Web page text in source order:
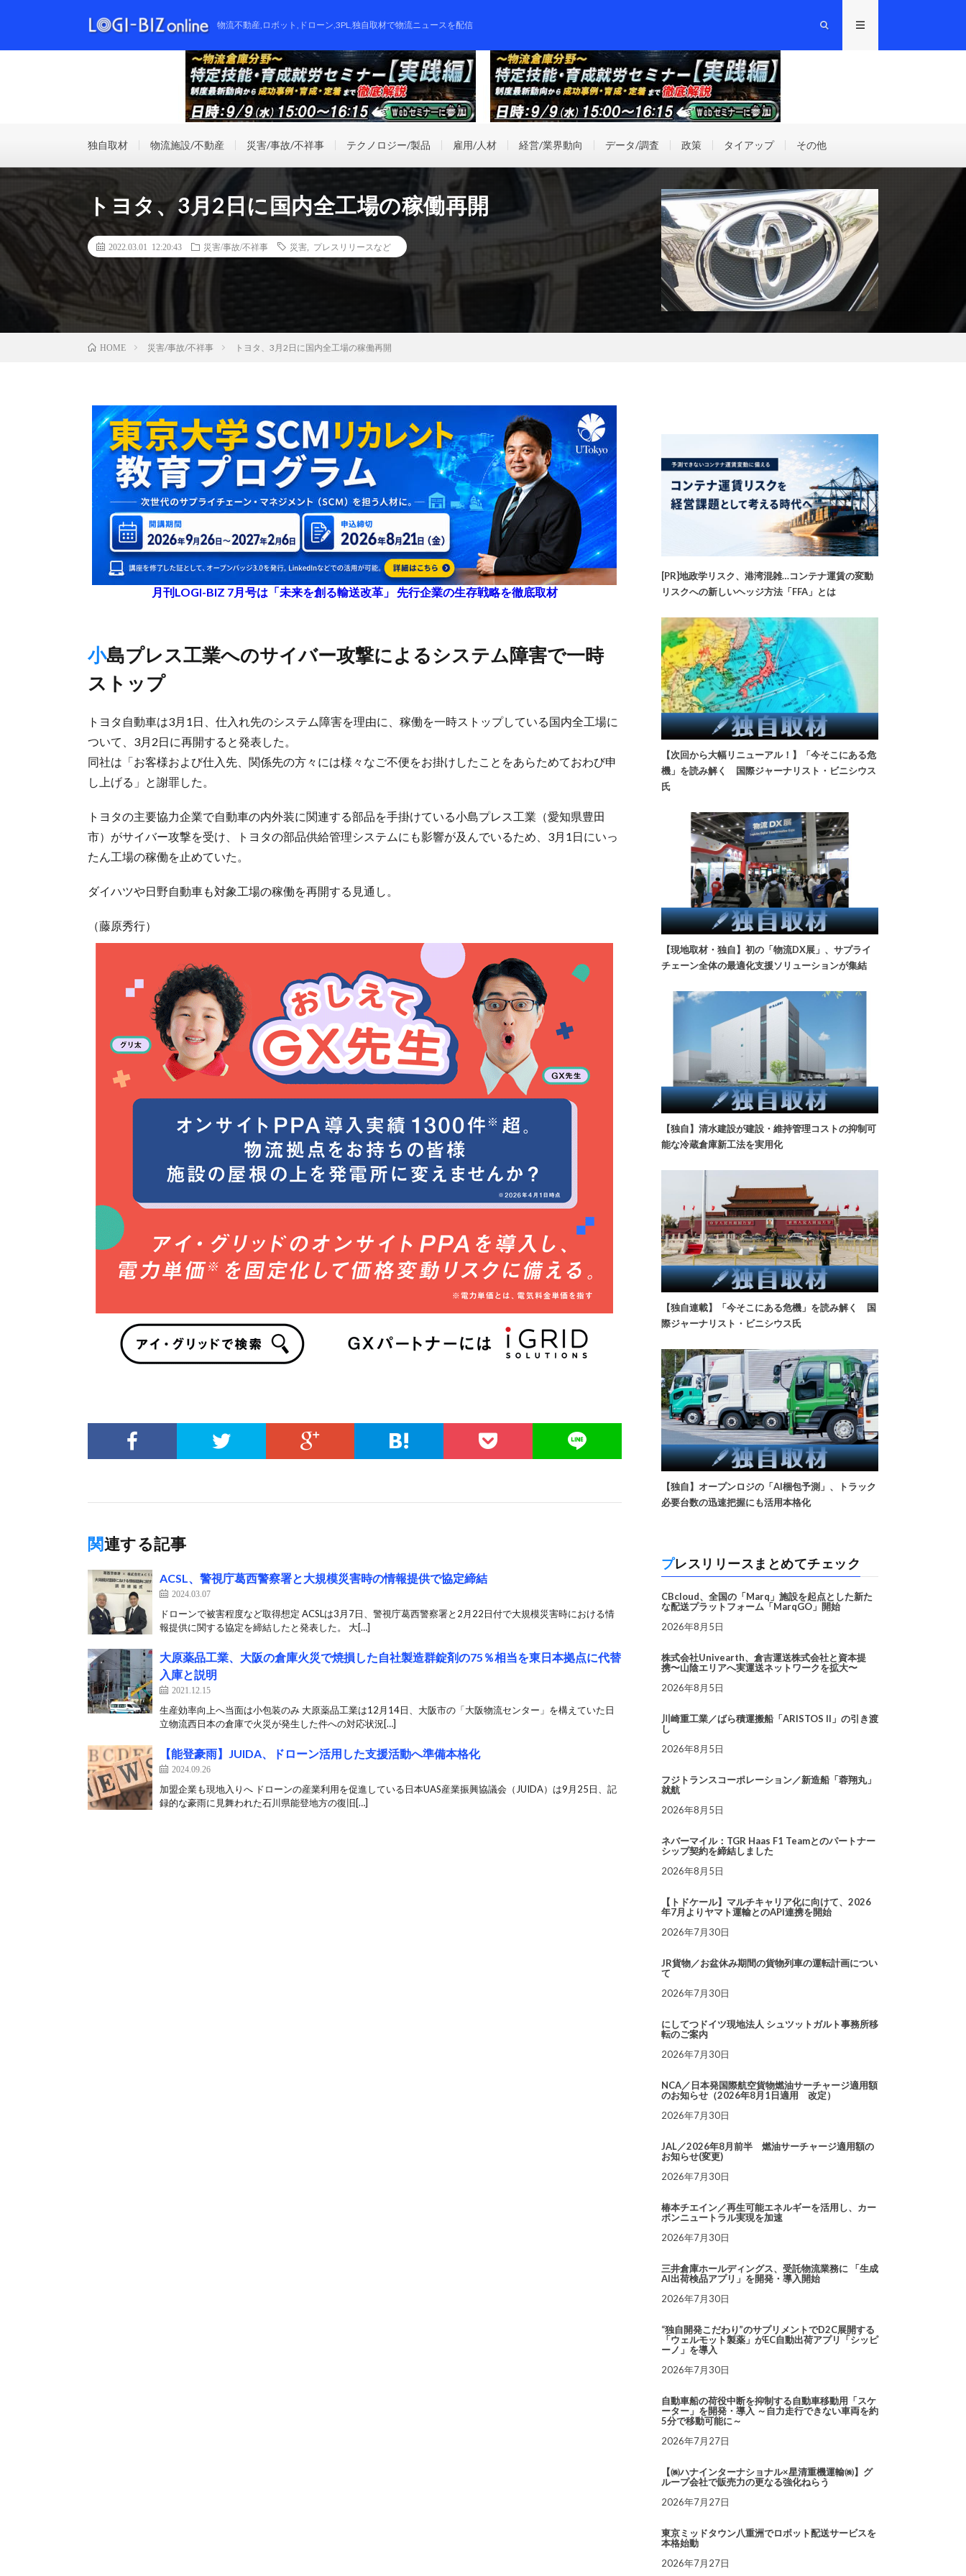
物流不動産,ロボット,ドローン,3PL,独自取材で物流ニュースを配信
独自取材 物流施設/不動産 災害/事故/不祥事 テクノロジー/製品 雇用/人材 経営/業界動向 データ/調査 政策 タイアップ その他
トヨタ、3月2日に国内全工場の稼働再開
2022.03.01 12:20:43 災害/事故/不祥事 災害 プレスリリースなど
HOME 災害/事故/不祥事 トヨタ、3月2日に国内全工場の稼働再開
月刊LOGI-BIZ 7月号は「未来を創る輸送改革」 先行企業の生存戦略を徹底取材
小島プレス工業へのサイバー攻撃によるシステム障害で一時
ストップ
トヨタ自動車は3月1日、仕入れ先のシステム障害を理由に、稼働を一時ストップしている国内全工場に
ついて、3月2日に再開すると発表した。
同社は「お客様および仕入先、関係先の方々には様々なご不便をお掛けしたことをあらためておわび申
し上げる」と謝罪した。
トヨタの主要協力企業で自動車の内外装に関連する部品を手掛けている小島プレス工業（愛知県豊田
市）がサイバー攻撃を受け、トヨタの部品供給管理システムにも影響が及んでいるため、3月1日にいっ
たん工場の稼働を止めていた。
ダイハツや日野自動車も対象工場の稼働を再開する見通し。
（藤原秀行）
関連する記事
ACSL、警視庁葛西警察署と大規模災害時の情報提供で協定締結
2024.03.07
ドローンで被害程度など取得想定 ACSLは3月7日、警視庁葛西警察署と2月22日付で大規模災害時における情
報提供に関する協定を締結したと発表した。 大[…]
大原薬品工業、大阪の倉庫火災で焼損した自社製造群錠剤の75％相当を東日本拠点に代替
入庫と説明
2021.12.15
生産効率向上へ当面は小包装のみ 大原薬品工業は12月14日、大阪市の「大阪物流センター」を構えていた日
立物流西日本の倉庫で火災が発生した件への対応状況[…]
【能登豪雨】JUIDA、ドローン活用した支援活動へ準備本格化
2024.09.26
加盟企業も現地入りへ ドローンの産業利用を促進している日本UAS産業振興協議会（JUIDA）は9月25日、記
録的な豪雨に見舞われた石川県能登地方の復旧[…]
[PR]地政学リスク、港湾混雑…コンテナ運賃の変動
リスクへの新しいヘッジ方法「FFA」とは
【次回から大幅リニューアル！】「今そこにある危
機」を読み解く 国際ジャーナリスト・ビニシウス
氏
【現地取材・独自】初の「物流DX展」、サプライ
チェーン全体の最適化支援ソリューションが集結
【独自】清水建設が建設・維持管理コストの抑制可
能な冷蔵倉庫新工法を実用化
【独自連載】「今そこにある危機」を読み解く 国
際ジャーナリスト・ビニシウス氏
【独自】オープンロジの「AI梱包予測」、トラック
必要台数の迅速把握にも活用本格化
プレスリリースまとめてチェック
CBcloud、全国の「Marq」施設を起点とした新た
な配送プラットフォーム「MarqGO」開始
2026年8月5日
株式会社Univearth、倉吉運送株式会社と資本提
携〜山陰エリアへ実運送ネットワークを拡大〜
2026年8月5日
川崎重工業／ばら積運搬船「ARISTOS II」の引き渡
し
2026年8月5日
フジトランスコーポレーション／新造船「蓉翔丸」
就航
2026年8月5日
ネバーマイル：TGR Haas F1 Teamとのパートナー
シップ契約を締結しました
2026年8月5日
【トドケール】マルチキャリア化に向けて、2026
年7月よりヤマト運輸とのAPI連携を開始
2026年7月30日
JR貨物／お盆休み期間の貨物列車の運転計画につい
て
2026年7月30日
にしてつドイツ現地法人 シュツットガルト事務所移
転のご案内
2026年7月30日
NCA／日本発国際航空貨物燃油サーチャージ適用額
のお知らせ（2026年8月1日適用 改定）
2026年7月30日
JAL／2026年8月前半 燃油サーチャージ適用額の
お知らせ(変更)
2026年7月30日
椿本チエイン／再生可能エネルギーを活用し、カー
ボンニュートラル実現を加速
2026年7月30日
三井倉庫ホールディングス、受託物流業務に 「生成
AI出荷検品アプリ」を開発・導入開始
2026年7月30日
“独自開発こだわり”のサプリメントでD2C展開する
「ウェルモット製薬」がEC自動出荷アプリ「シッピ
ーノ」を導入
2026年7月30日
自動車船の荷役中断を抑制する自動車移動用「スケ
ーター」を開発・導入 ～自力走行できない車両を約
5分で移動可能に～
2026年7月27日
【㈱ハナインターナショナル×星清重機運輸㈱】グ
ループ会社で販売力の更なる強化ねらう
2026年7月27日
東京ミッドタウン八重洲でロボット配送サービスを
本格始動
2026年7月27日